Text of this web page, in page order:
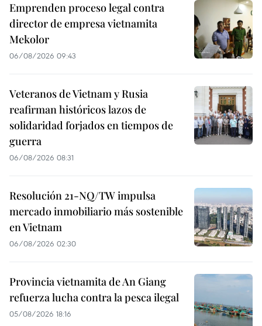
Emprenden proceso legal contra
director de empresa vietnamita
Mekolor
06/08/2026 09:43
Veteranos de Vietnam y Rusia
reafirman históricos lazos de
solidaridad forjados en tiempos de
guerra
06/08/2026 08:31
Resolución 21-NQ/TW impulsa
mercado inmobiliario más sostenible
en Vietnam
06/08/2026 02:30
Provincia vietnamita de An Giang
refuerza lucha contra la pesca ilegal
05/08/2026 18:16